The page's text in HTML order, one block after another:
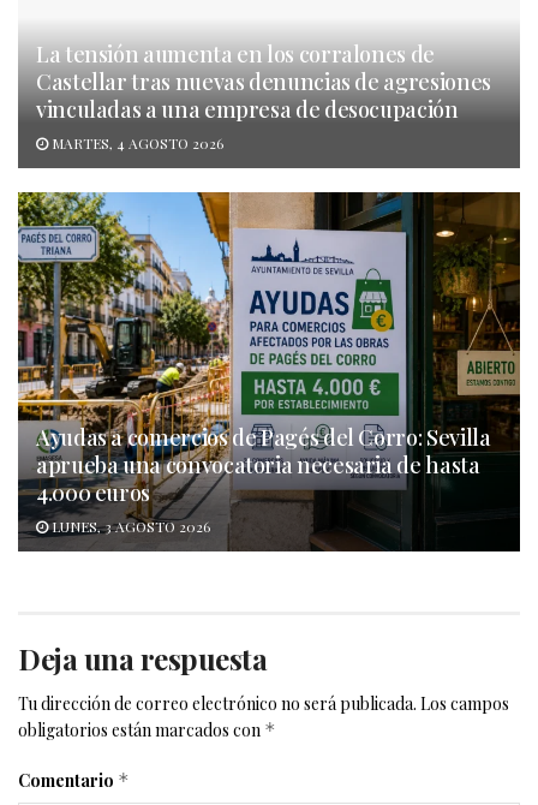
La tensión aumenta en los corralones de
Castellar tras nuevas denuncias de agresiones
vinculadas a una empresa de desocupación
MARTES, 4 AGOSTO 2026
Ayudas a comercios de Pagés del Corro: Sevilla
aprueba una convocatoria necesaria de hasta
4.000 euros
LUNES, 3 AGOSTO 2026
Deja una respuesta
Tu dirección de correo electrónico no será publicada. Los campos
obligatorios están marcados con *
Comentario *